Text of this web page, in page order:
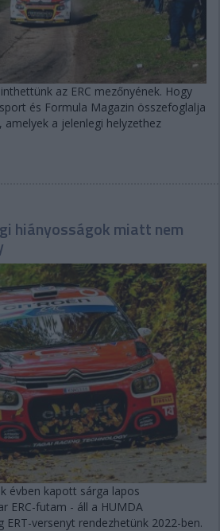
az ERC mezőnyének. Hogy
és Formula Magazin összefoglalja
a jelenlegi helyzethez
hiányosságok miatt nem
évben kapott sárga lapos
ERC-futam - áll a HUMDA
ERT-versenyt rendezhetünk 2022-ben.